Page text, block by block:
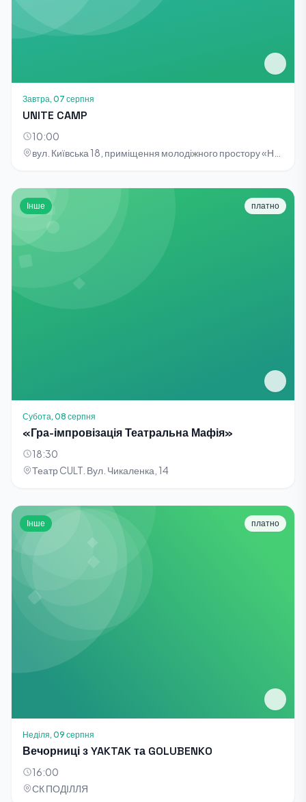
Завтра, 07 серпня
UNITE CAMP
10:00
Інше платно
Субота, 08 серпня
«Гра-імпровізація Театральна Мафія»
18:30
Театр CULT. Вул. Чикаленка, 14
Інше платно
Неділя, 09 серпня
Вечорниці з YAKTAK та GOLUBENKO
16:00
СК ПОДІЛЛЯ